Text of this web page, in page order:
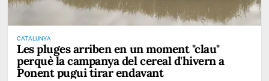
CATALUNYA
Les pluges arriben en un moment "clau"
perquè la campanya del cereal d'hivern a
Ponent pugui tirar endavant